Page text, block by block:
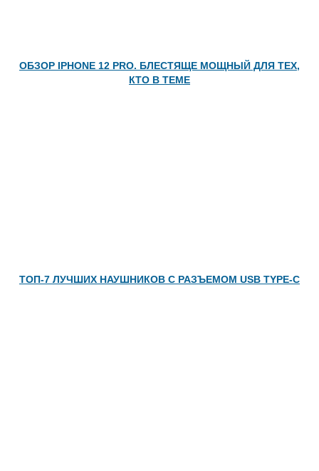
ОБЗОР IPHONE 12 PRO. БЛЕСТЯЩЕ МОЩНЫЙ ДЛЯ ТЕХ,
КТО В ТЕМЕ
ТОП-7 ЛУЧШИХ НАУШНИКОВ С РАЗЪЕМОМ USB TYPE-С